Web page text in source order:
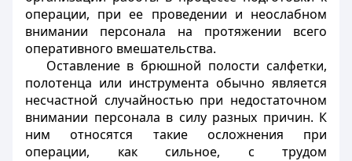
операции, при ее проведении и неослабном
внимании персонала на протяжении всего
оперативного вмешательства.
Оставление в брюшной полости салфетки,
полотенца или инструмента обычно является
несчастной случайностью при недостаточном
внимании персонала в силу разных причин. К
ним относятся такие осложнения при
операции, как сильное, с трудом